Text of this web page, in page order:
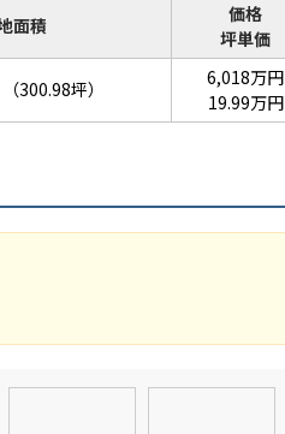
面積
価格
坪単価
（300.98坪）
6,018万円
19.99万円